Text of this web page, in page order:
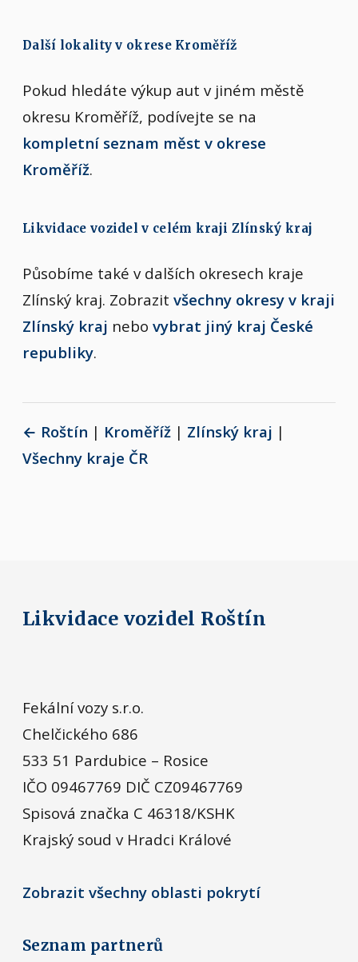
Další lokality v okrese Kroměříž
Pokud hledáte výkup aut v jiném městě
okresu Kroměříž, podívejte se na
kompletní seznam měst v okrese
Kroměříž.
Likvidace vozidel v celém kraji Zlínský kraj
Působíme také v dalších okresech kraje
Zlínský kraj. Zobrazit všechny okresy v kraji
Zlínský kraj nebo vybrat jiný kraj České
republiky.
← Roštín | Kroměříž | Zlínský kraj |
Všechny kraje ČR
Likvidace vozidel Roštín
Fekální vozy s.r.o.
Chelčického 686
533 51 Pardubice – Rosice
IČO 09467769 DIČ CZ09467769
Spisová značka C 46318/KSHK
Krajský soud v Hradci Králové
Zobrazit všechny oblasti pokrytí
Seznam partnerů